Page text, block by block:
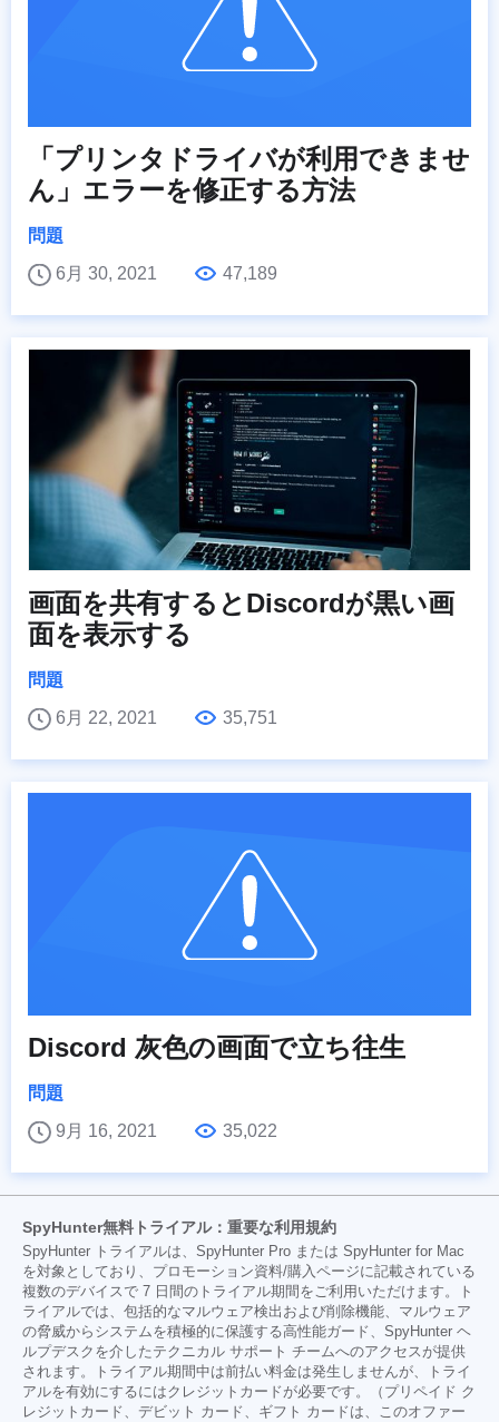
「プリンタドライバが利用できませ
ん」エラーを修正する方法
問題
6月 30, 2021
47,189
画面を共有するとDiscordが黒い画
面を表示する
問題
6月 22, 2021
35,751
Discord 灰色の画面で立ち往生
問題
9月 16, 2021
35,022
SpyHunter無料トライアル：重要な利用規約
SpyHunter トライアルは、SpyHunter Pro または SpyHunter for Mac
を対象としており、プロモーション資料/購入ページに記載されている
複数のデバイスで 7 日間のトライアル期間をご利用いただけます。ト
ライアルでは、包括的なマルウェア検出および削除機能、マルウェア
の脅威からシステムを積極的に保護する高性能ガード、SpyHunter ヘ
ルプデスクを介したテクニカル サポート チームへのアクセスが提供
されます。トライアル期間中は前払い料金は発生しませんが、トライ
アルを有効にするにはクレジットカードが必要です。（プリペイド ク
レジットカード、デビット カード、ギフト カードは、このオファー